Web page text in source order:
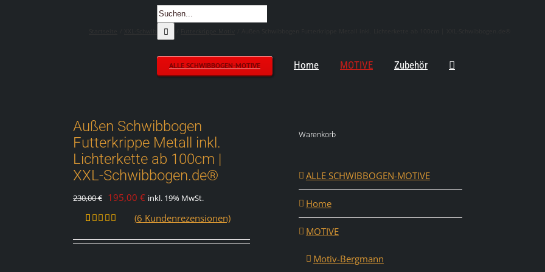
Suche
nach:
ALLE SCHWIBBOGEN-MOTIVE Home MOTIVE Zubehör
XXL-Schwibbogen
Außen Schwibbogen
Futterkrippe Metall inkl.
Lichterkette ab 100cm |
XXL-Schwibbogen.de®
230,00€ Ursprünglicher
Preis
230,00 €
195,00 € Aktueller
Preis
195,00 €.
inkl. 19% MwSt.
mit4.83
(6 Kundenrezensionen)
Warenkorb
ALLE SCHWIBBOGEN-MOTIVE
Home
MOTIVE
Motiv-Bergmann